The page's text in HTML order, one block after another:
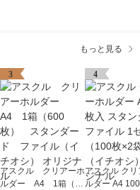
もっと見る
3
アスクル クリアーホ
ルダー A4 1箱（60
4
アスクル ク
ルダー A4